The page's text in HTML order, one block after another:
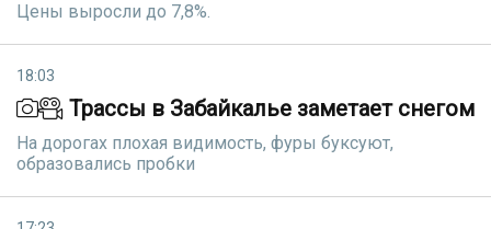
Цены выросли до 7,8%.
18:03
Трассы в Забайкалье заметает снегом
На дорогах плохая видимость, фуры буксуют,
образовались пробки